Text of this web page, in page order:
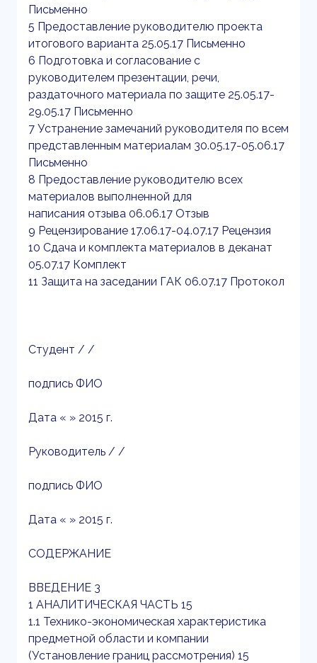
Письменно
5 Предоставление руководителю проекта
итогового варианта 25.05.17 Письменно
6 Подготовка и согласование с
руководителем презентации, речи,
раздаточного материала по защите 25.05.17-
29.05.17 Письменно
7 Устранение замечаний руководителя по всем
представленным материалам 30.05.17-05.06.17
Письменно
8 Предоставление руководителю всех
материалов выполненной для
написания отзыва 06.06.17 Отзыв
9 Рецензирование 17.06.17-04.07.17 Рецензия
10 Сдача и комплекта материалов в деканат
05.07.17 Комплект
11 Защита на заседании ГАК 06.07.17 Протокол
Студент / /
подпись ФИО
Дата « » 2015 г.
Руководитель / /
подпись ФИО
Дата « » 2015 г.
СОДЕРЖАНИЕ
ВВЕДЕНИЕ 3
1 АНАЛИТИЧЕСКАЯ ЧАСТЬ 15
1.1 Технико-экономическая характеристика
предметной области и компании
(Установление границ рассмотрения) 15